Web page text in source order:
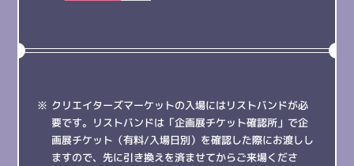
クリエイターズマーケットの入場にはリストバンドが必
要です。リストバンドは「企画展チケット確認所」で企
画展チケット（有料/入場日別）を確認した際にお渡しし
ますので、先に引き換えを済ませてからご来場くださ